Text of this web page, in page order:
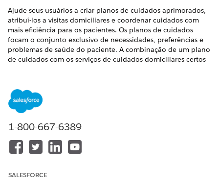
Ajude seus usuários a criar planos de cuidados aprimorados,
atribuí-los a visitas domiciliares e coordenar cuidados com
mais eficiência para os pacientes. Os planos de cuidados
focam o conjunto exclusivo de necessidades, preferências e
problemas de saúde do paciente. A combinação de um plano
de cuidados com os serviços de cuidados domiciliares certos
EDIÇÕES OBRIGATÓRIAS
A integração do Home Health com o Gerenciamento de
cuidados integrado facilita para seus usuários a elaboração
de um plano de ação abrangente que descreve as metas de
cuidados de um paciente e as atividades de saúde
planejadas.
Disponível em: As edições
1-800-667-6389
SALESFORCE